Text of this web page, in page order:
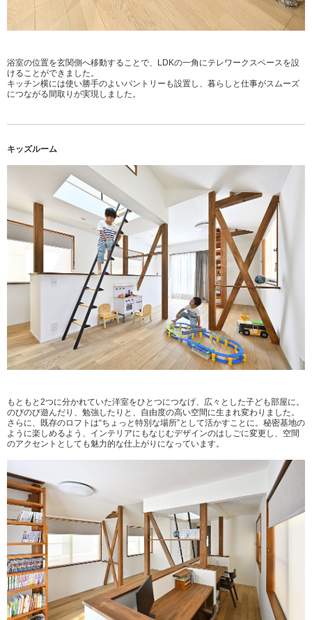
浴室の位置を玄関側へ移動することで、LDKの一角にテレワークスペースを設
けることができました。
キッチン横には使い勝手のよいパントリーも設置し、暮らしと仕事がスムーズ
につながる間取りが実現しました。
キッズルーム
もともと2つに分かれていた洋室をひとつにつなげ、広々とした子ども部屋に。
のびのび遊んだり、勉強したりと、自由度の高い空間に生まれ変わりました。
さらに、既存のロフトは“ちょっと特別な場所”として活かすことに。秘密基地の
ように楽しめるよう、インテリアにもなじむデザインのはしごに変更し、空間
のアクセントとしても魅力的な仕上がりになっています。